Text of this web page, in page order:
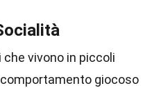
vivono in piccoli
giocoso